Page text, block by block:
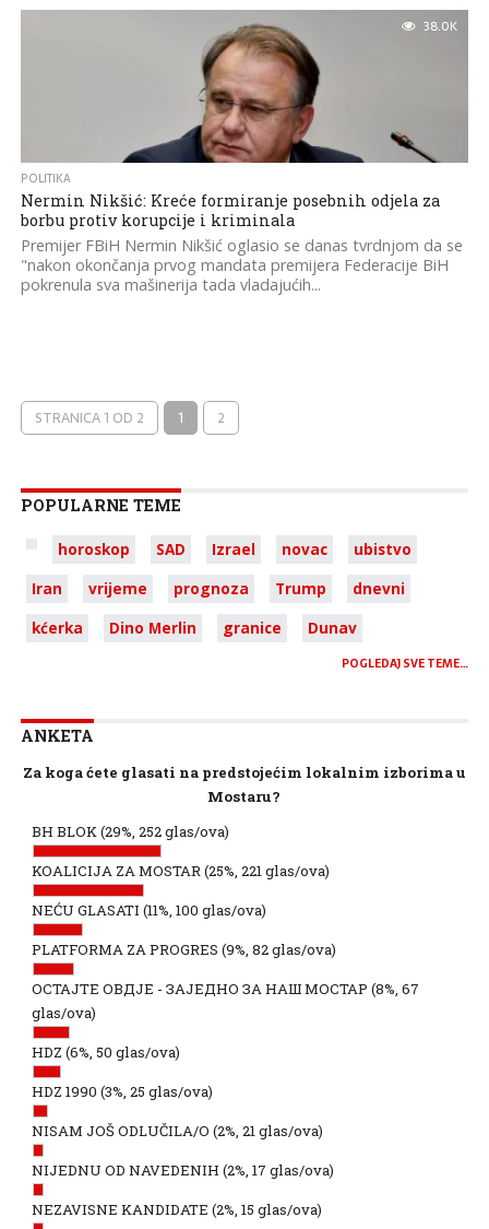
38.0K
POLITIKA
Nermin Nikšić: Kreće formiranje posebnih odjela za
borbu protiv korupcije i kriminala
Premijer FBiH Nermin Nikšić oglasio se danas tvrdnjom da se
"nakon okončanja prvog mandata premijera Federacije BiH
pokrenula sva mašinerija tada vladajućih...
STRANICA 1 OD 2 1 2
POPULARNE TEME
horoskop SAD Izrael novac
ubistvo
Iran
vrijeme prognoza Trump
dnevni
kćerka
Dino Merlin granice Dunav
POGLEDAJ SVE TEME…
ANKETA
Za koga ćete glasati na predstojećim lokalnim izborima u
Mostaru?
BH BLOK(29%, 252 glas/ova)
KOALICIJA ZA MOSTAR(25%, 221 glas/ova)
NEĆU GLASATI (11%, 100 glas/ova)
PLATFORMA ZA PROGRES (9%, 82 glas/ova)
ОСТАЈТЕ ОВДЈЕ - ЗАЈЕДНО ЗА НАШ МОСТАР (8%, 67
glas/ova)
HDZ (6%, 50 glas/ova)
HDZ 1990 (3%, 25 glas/ova)
NISAM JOŠ ODLUČILA/O (2%, 21 glas/ova)
NIJEDNU OD NAVEDENIH (2%, 17 glas/ova)
NEZAVISNE KANDIDATE (2%, 15 glas/ova)